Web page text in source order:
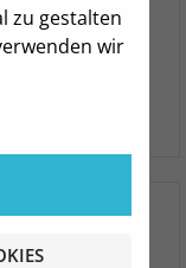
zu gestalten
wir